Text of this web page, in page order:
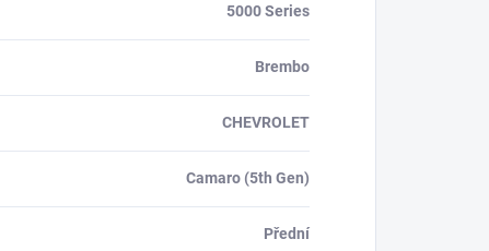
5000 Series
Brembo
CHEVROLET
Camaro (5th Gen)
Přední